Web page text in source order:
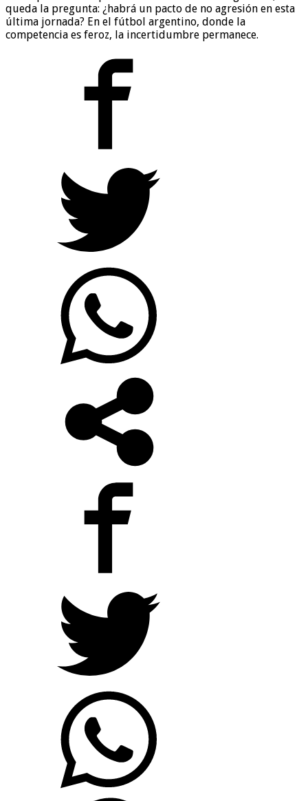
queda la pregunta: ¿habrá un pacto de no agresión en esta
última jornada? En el fútbol argentino, donde la
competencia es feroz, la incertidumbre permanece.